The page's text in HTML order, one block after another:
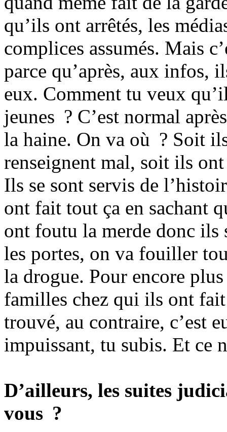
qu’ils ont arrêtés, les
complices assumés. Mais
parce qu’après, aux infos,
eux. Comment tu veux
jeunes ? C’est normal
la haine. On va où ? Soit
renseignent mal, soit ils
Ils se sont servis de
ont fait tout ça en sachant
ont foutu la merde donc
les portes, on va fouiller
la drogue. Pour encore
familles chez qui ils ont
trouvé, au contraire, c’est
impuissant, tu subis. Et ce
D’ailleurs, les suites
vous ?